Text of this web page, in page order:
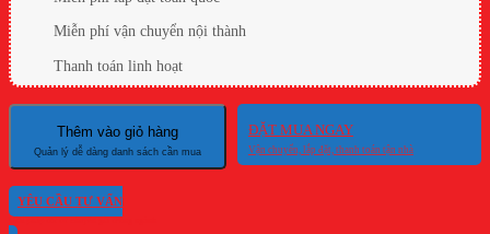
Miễn phí vận chuyển nội thành
Thanh toán linh hoạt
Thêm vào giỏ hàng ĐẶT MUA NGAY
YÊU CẦU TƯ VẤN